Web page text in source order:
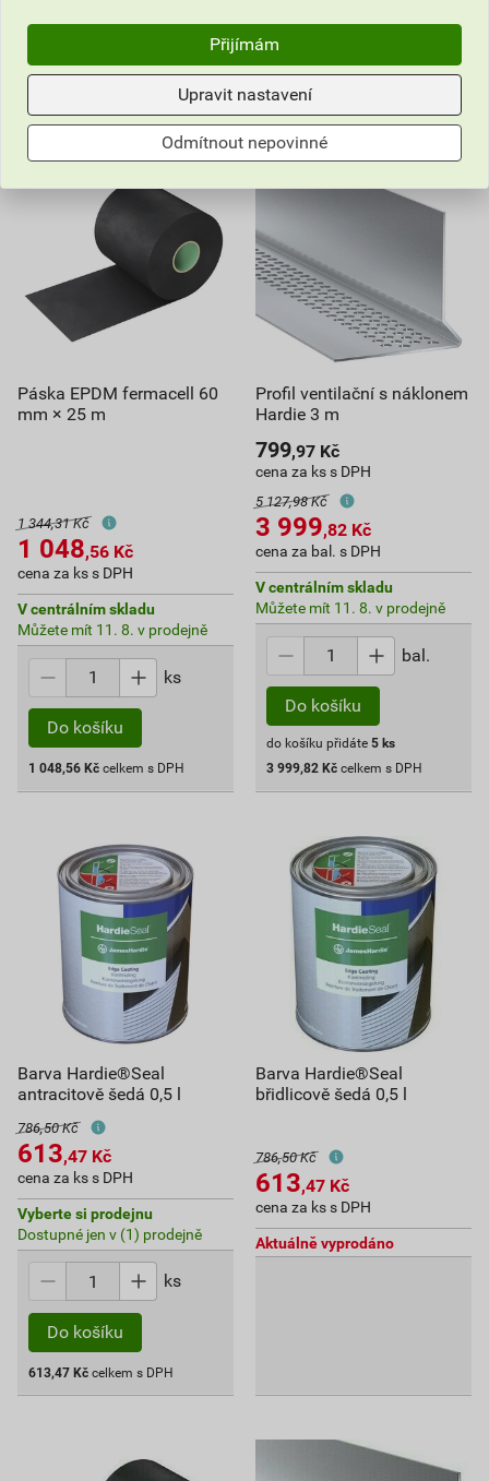
613,47 Kč
Páska EPDM fermacell 60
mm × 25 m
1 344,31 Kč
1 048,56 Kč
cena za ks s DPH
V centrálním skladu
Můžete mít 11. 8. v prodejně
ks
Do košíku
1 048,56 Kč celkem s DPH
Profil ventilační s náklonem
Hardie 3 m
799,97 Kč
cena za ks s DPH
5 127,98 Kč
3 999,82 Kč
cena za bal. s DPH
V centrálním skladu
Můžete mít 11. 8. v prodejně
bal.
Do košíku
do košíku přidáte 5 ks
3 999,82 Kč celkem s DPH
Barva Hardie®Seal
antracitově šedá 0,5 l
786,50 Kč
613,47 Kč
cena za ks s DPH
Vyberte si prodejnu
Dostupné jen v (1) prodejně
ks
Do košíku
613,47 Kč celkem s DPH
Barva Hardie®Seal
břidlicově šedá 0,5 l
786,50 Kč
613,47 Kč
cena za ks s DPH
Aktuálně vyprodáno
Přijímám
Upravit nastavení
Odmítnout nepovinné